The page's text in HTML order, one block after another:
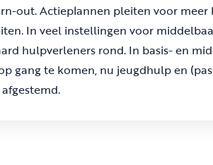
out. Actieplannen pleiten voor meer
In veel instellingen voor
hulpverleners rond. In basis- en
gang te komen, nu jeugdhulp en